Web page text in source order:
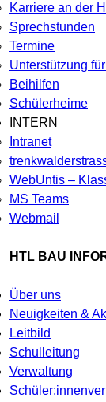
Karriere an der
Sprechstunden
Termine
Unterstützung
Beihilfen
Schülerheime
INTERN
Intranet
WebUntis –
MS Teams
Webmail
HTL BAU
Über uns
Neuigkeiten &
Leitbild
Schulleitung
Verwaltung